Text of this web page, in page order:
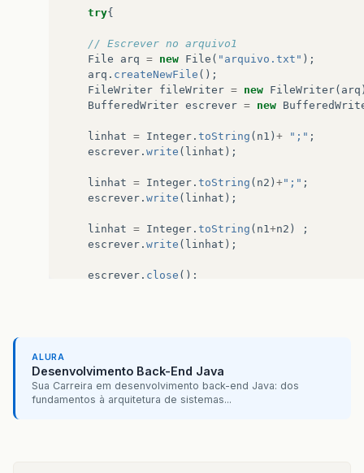
try{
// Escrever no arquivo1
File
arq = new File ( "arquivo.txt" );
arq . createNewFile ();
FileWriter fileWriter = new FileWriter( arq
BufferedWriter escrever = new
linhat = Integer . toString ( n1 ) + ";" ;
escrever . write ( linhat );
linhat = Integer . toString ( n2 ) +";" ;
escrever . write ( linhat );
linhat = Integer . toString ( n1+n2 )
;
escrever . write ( linhat );
escrever . close ();
//ler arquivo1
try {
ALURA
Desenvolvimento Back-End Java
Sua Carreira em desenvolvimento back-end Java: dos
fundamentos à arquitetura de sistemas...